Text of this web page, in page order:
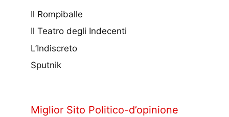
Il Rompiballe
Il Teatro degli Indecenti
L’Indiscreto
Sputnik
Miglior Sito Politico-d’opinione